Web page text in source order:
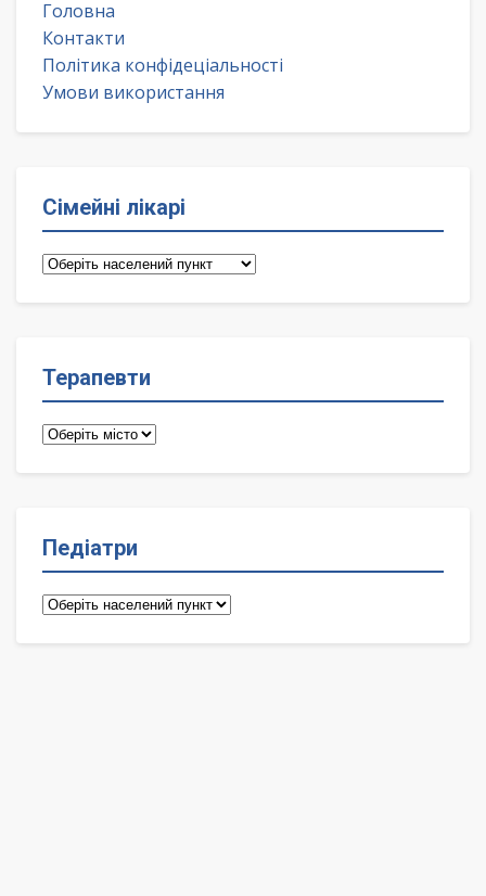
Головна
Контакти
Політика конфідеціальності
Умови використання
Сімейні лікарі
Сімейні
Терапевти
Терапевти
Педіатри
Педіатри